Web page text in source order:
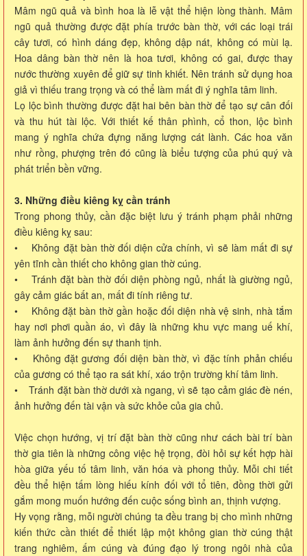
Mâm ngũ quả và bình hoa là lễ vật thể hiện lòng thành. Mâm
ngũ quả thường được đặt phía trước bàn thờ, với các loại trái
cây tươi, có hình dáng đẹp, không dập nát, không có mùi lạ.
Hoa dâng bàn thờ nên là hoa tươi, không có gai, được thay
nước thường xuyên để giữ sự tinh khiết. Nên tránh sử dụng hoa
giả vì thiếu trang trọng và có thể làm mất đi ý nghĩa tâm linh.
Lọ lộc bình thường được đặt hai bên bàn thờ để tạo sự cân đối
và thu hút tài lộc. Với thiết kế thân phình, cổ thon, lộc bình
mang ý nghĩa chứa đựng năng lượng cát lành. Các hoa văn
như rồng, phượng trên đó cũng là biểu tượng của phú quý và
phát triển bền vững.
3. Những điều kiêng kỵ cần tránh
Trong phong thủy, cần đặc biệt lưu ý tránh phạm phải những
điều kiêng kỵ sau:
• Không đặt bàn thờ đối diện cửa chính, vì sẽ làm mất đi sự
yên tĩnh cần thiết cho không gian thờ cúng.
• Tránh đặt bàn thờ đối diện phòng ngủ, nhất là giường ngủ,
gây cảm giác bất an, mất đi tính riêng tư.
• Không đặt bàn thờ gần hoặc đối diện nhà vệ sinh, nhà tắm
hay nơi phơi quần áo, vì đây là những khu vực mang uế khí,
làm ảnh hưởng đến sự thanh tịnh.
• Không đặt gương đối diện bàn thờ, vì đặc tính phản chiếu
của gương có thể tạo ra sát khí, xáo trộn trường khí tâm linh.
• Tránh đặt bàn thờ dưới xà ngang, vì sẽ tạo cảm giác đè nén,
ảnh hưởng đến tài vận và sức khỏe của gia chủ.
Việc chọn hướng, vị trí đặt bàn thờ cũng như cách bài trí bàn
thờ gia tiên là những công việc hệ trọng, đòi hỏi sự kết hợp hài
hòa giữa yếu tố tâm linh, văn hóa và phong thủy. Mỗi chi tiết
đều thể hiện tấm lòng hiếu kính đối với tổ tiên, đồng thời gửi
gắm mong muốn hướng đến cuộc sống bình an, thịnh vượng.
Hy vọng rằng, mỗi người chúng ta đều trang bị cho mình những
kiến thức cần thiết để thiết lập một không gian thờ cúng thật
trang nghiêm, ấm cúng và đúng đạo lý trong ngôi nhà của